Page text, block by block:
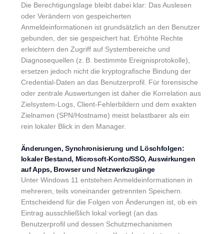
Die Berechtigungslage bleibt dabei klar: Das Auslesen
oder Verändern von gespeicherten
Anmeldeinformationen ist grundsätzlich an den Benutzer
gebunden, der sie gespeichert hat. Erhöhte Rechte
erleichtern den Zugriff auf Systembereiche und
Diagnosequellen (z. B. bestimmte Ereignisprotokolle),
ersetzen jedoch nicht die kryptografische Bindung der
Credential-Daten an das Benutzerprofil. Für forensische
oder zentrale Auswertungen ist daher die Korrelation aus
Zielsystem-Logs, Client-Fehlerbildern und dem exakten
Zielnamen (SPN/Hostname) meist belastbarer als ein
rein lokaler Blick in den Manager.
Änderungen, Synchronisierung und Löschfolgen:
lokaler Bestand, Microsoft-Konto/SSO, Auswirkungen
auf Apps, Browser und Netzwerkzugänge
Unter Windows 11 entstehen Anmeldeinformationen in
mehreren, teils voneinander getrennten Speichern.
Entscheidend für die Folgen von Änderungen ist, ob ein
Eintrag ausschließlich lokal vorliegt (an das
Benutzerprofil und dessen Schutzmechanismen